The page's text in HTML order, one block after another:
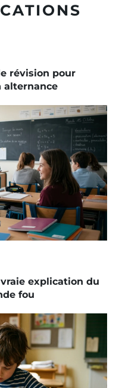
révision pour
alternance
explication du
fou